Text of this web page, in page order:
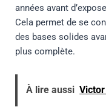
années avant
Cela permet de se
des bases solides
plus complète.
À lire aussi